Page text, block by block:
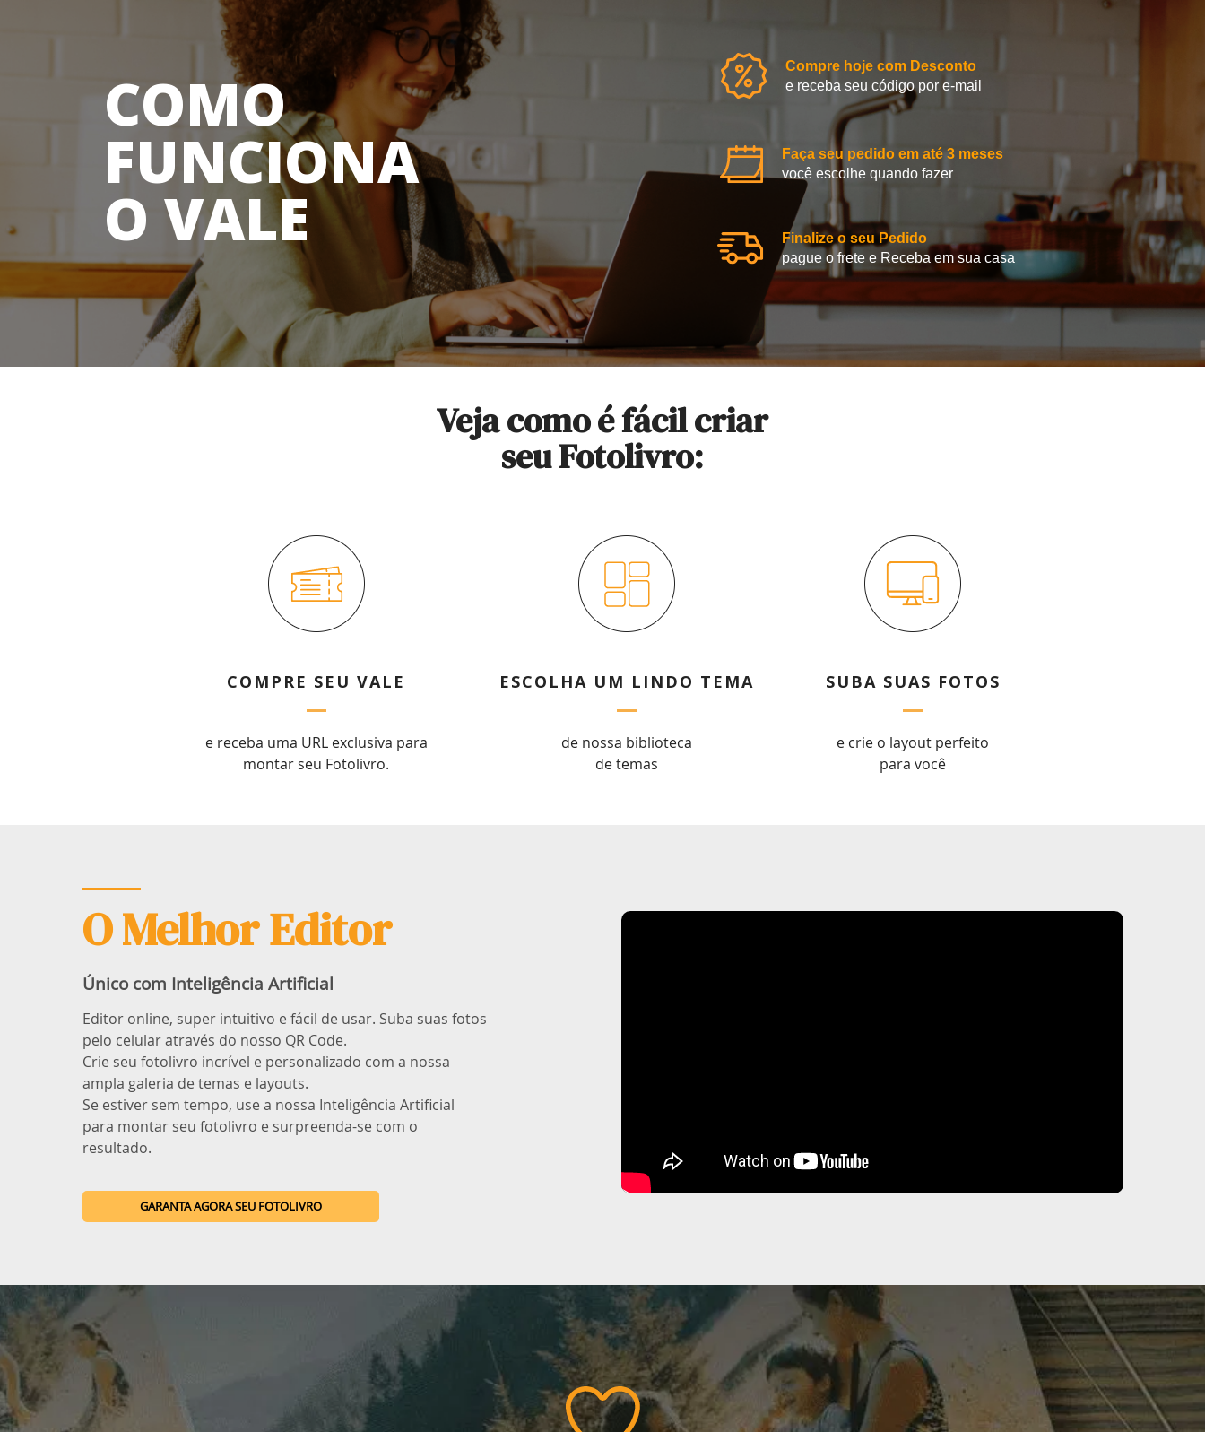
COMO
FUNCIONA
O VALE
Compre hoje com Desconto
e receba seu código por e-mail
Faça seu pedido em até 3 meses
você escolhe quando fazer
Finalize o seu Pedido
pague o frete e Receba em sua casa
Veja como é fácil criar
seu Fotolivro:
COMPRE SEU VALE
e receba uma URL exclusiva para
montar seu Fotolivro.
ESCOLHA UM LINDO TEMA
de nossa biblioteca
de temas
SUBA SUAS FOTOS
e crie o layout perfeito
para você
O Melhor Editor
Único com Inteligência Artificial
Editor online, super intuitivo e fácil de usar. Suba suas fotos
pelo celular através do nosso QR Code.
Crie seu fotolivro incrível e personalizado com a nossa
ampla galeria de temas e layouts.
Se estiver sem tempo, use a nossa Inteligência Artificial
para montar seu fotolivro e surpreenda-se com o
resultado.
GARANTA AGORA SEU FOTOLIVRO
Aproveite e receba as novidades e ofertas exclusivas da